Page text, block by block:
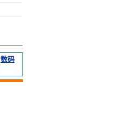
数码